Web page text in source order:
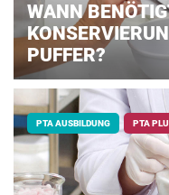
WANN
PUFFER?
PTA AUSBILDUNG PTA